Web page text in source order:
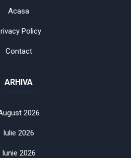
Acasa
Policy
Contact
ARHIVA
2026
Iulie 2026
Iunie 2026